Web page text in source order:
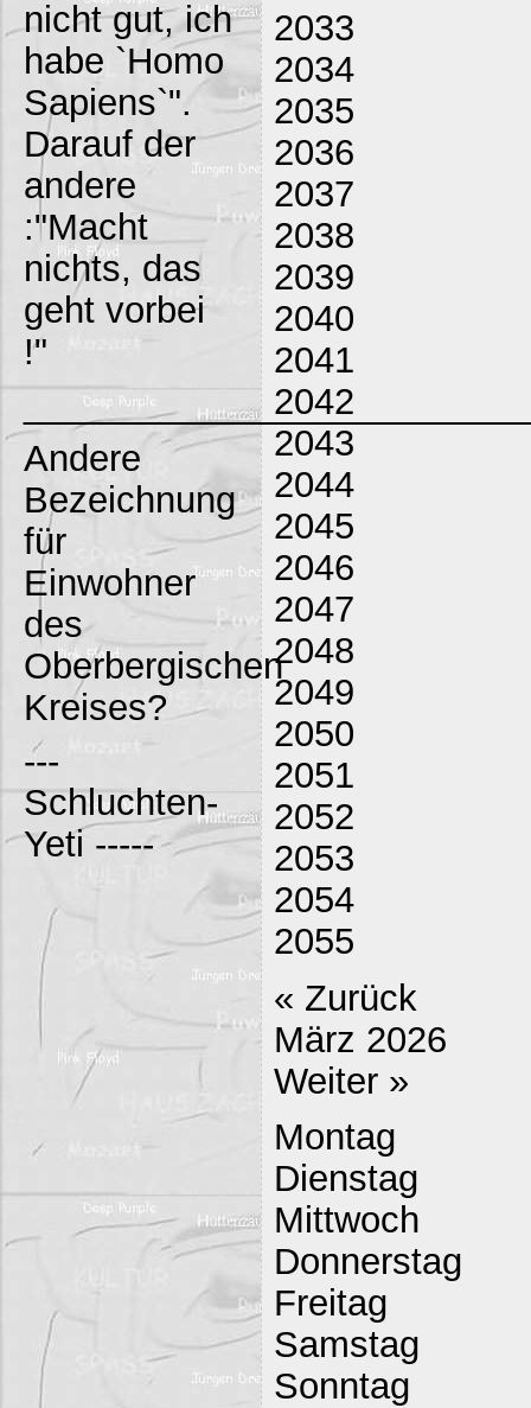
nicht gut, ich
habe `Homo
Sapiens`".
Darauf der
andere
:"Macht
nichts, das
geht vorbei
!"
Andere
Bezeichnung
für
Einwohner
des
Oberbergischen
Kreises?
---
Schluchten-
Yeti -----
2033
2034
2035
2036
2037
2038
2039
2040
2041
2042
2043
2044
2045
2046
2047
2048
2049
2050
2051
2052
2053
2054
2055
« Zurück
März 2026
Weiter »
Montag
Dienstag
Mittwoch
Donnerstag
Freitag
Samstag
Sonntag